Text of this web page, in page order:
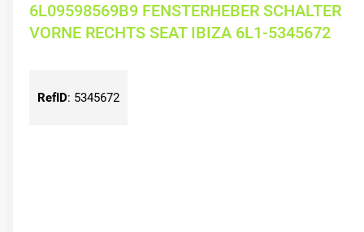
6L09598569B9 FENSTERHEBER SCHALTER
VORNE RECHTS SEAT IBIZA 6L1-5345672
RefID: 5345672